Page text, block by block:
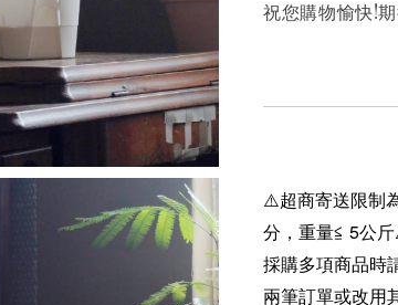
祝您購物愉快!
⚠️超商寄送限制
分，重量≦ 5公
採購多項商品時
兩筆訂單或改用